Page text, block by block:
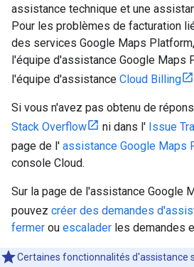
assistance technique et une
Pour les problèmes de facturation
des services Google Maps
l'équipe d'assistance Google Maps
l'équipe d'assistance Cloud Billing
Si vous n'avez pas obtenu de
Stack Overflow
ni dans l' Issue
page de l' assistance Google Maps
console Cloud.
Sur la page de l'assistance Google
pouvez créer des demandes
fermer ou escalader les demandes
Certaines fonctionnalités d'assistance